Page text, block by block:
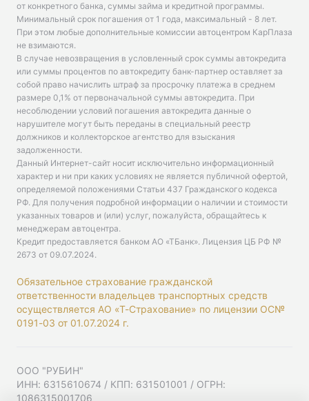
от конкретного банка, суммы займа и кредитной программы.
Минимальный срок погашения от 1 года, максимальный - 8 лет.
При этом любые дополнительные комиссии автоцентром КарПлаза
не взимаются.
В случае невозвращения в условленный срок суммы автокредита
или суммы процентов по автокредиту банк-партнер оставляет за
собой право начислить штраф за просрочку платежа в среднем
размере 0,1% от первоначальной суммы автокредита. При
несоблюдении условий погашения автокредита данные о
нарушителе могут быть переданы в специальный реестр
должников и коллекторское агентство для взыскания
задолженности.
Данный Интернет-сайт носит исключительно информационный
характер и ни при каких условиях не является публичной офертой,
определяемой положениями Статьи 437 Гражданского кодекса
РФ. Для получения подробной информации о наличии и стоимости
указанных товаров и (или) услуг, пожалуйста, обращайтесь к
менеджерам автоцентра.
Кредит предоставляется банком АО «ТБанк». Лицензия ЦБ РФ №
2673 от 09.07.2024.
Обязательное страхование гражданской
ответственности владельцев транспортных средств
осуществляется АО «Т-Страхование» по лицензии ОС№
0191-03 от 01.07.2024 г.
ООО "РУБИН"
ИНН: 6315610674 / КПП: 631501001 / ОГРН:
1086315001706